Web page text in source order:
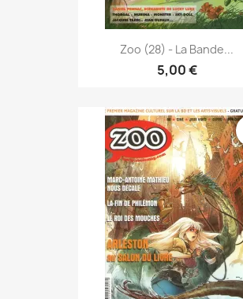
Zoo (28) - La Bande...
5,00 €